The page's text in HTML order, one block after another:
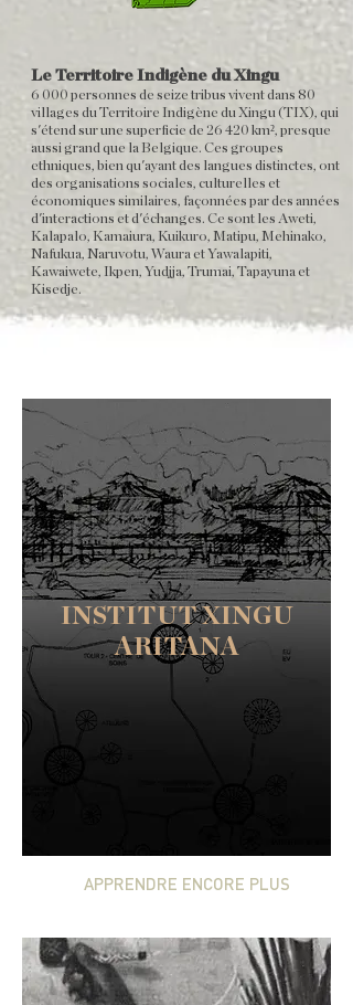
Le Territoire Indigène du Xingu
6 000 personnes de seize tribus vivent dans 80
villages du Territoire Indigène du Xingu (TIX), qui
s'étend sur une superficie de 26 420 km², presque
aussi grand que la Belgique. Ces groupes
ethniques, bien qu'ayant des langues distinctes, ont
des organisations sociales, culturelles et
économiques similaires, façonnées par des années
d'interactions et d'échanges. Ce sont les Aweti,
Kalapalo, Kamaiura, Kuikuro, Matipu, Mehinako,
Nafukua, Naruvotu, Waura et Yawalapiti,
Kawaiwete, Ikpen, Yudjja, Trumai, Tapayuna et
Kisedje.
Le siège de l'Institut sert de centre de
ressources polyvalent, fournissant des
formations, des conseils et des informations,
INSTITUT XINGU
ARITANA
APPRENDRE ENCORE PLUS